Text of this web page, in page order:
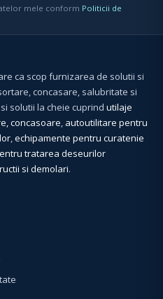
mele conform Politicii de
ca scop furnizarea de solutii si
concasare, salubritate si
solutii la cheie cuprind utilaje
concasoare, autoutilitare pentru
,echipamente pentru curatenie
tratarea deseurilor
si demolari.